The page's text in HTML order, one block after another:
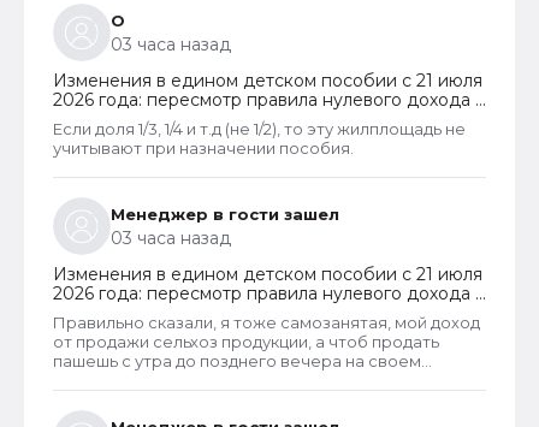
наследства играют роль.
О
03 часа назад
Изменения в едином детском пособии с 21 июля
2026 года: пересмотр правила нулевого дохода и
новый порядок оформления пособий по месту
пребывания
Если доля 1/3, 1/4 и т.д (не 1/2), то эту жилплощадь не
учитывают при назначении пособия.
Менеджер в гости зашел
03 часа назад
Изменения в едином детском пособии с 21 июля
2026 года: пересмотр правила нулевого дохода и
новый порядок оформления пособий по месту
пребывания
Правильно сказали, я тоже самозанятая, мой доход
от продажи сельхоз продукции, а чтоб продать
пашешь с утра до позднего вечера на своем